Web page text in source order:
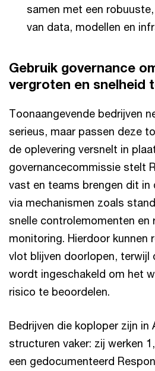
samen met een
van data, modellen en
Gebruik governance
vergroten en snelheid
Toonaangevende bedrijven
serieus, maar passen deze
de oplevering versnelt in
governancecommissie stelt
vast en teams brengen dit in
via mechanismen zoals
snelle controlemomenten en
monitoring. Hierdoor kunnen
vlot blijven doorlopen, terwijl
wordt ingeschakeld om het
risico te beoordelen.
Bedrijven die koploper zijn in
structuren vaker: zij werken
een gedocumenteerd